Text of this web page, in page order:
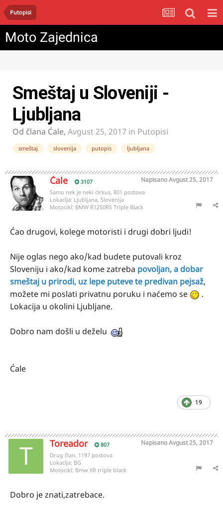
Putopisi
Moto Zajednica
Smeštaj u Sloveniji -
Ljubljana
Od člana Ćale, Avgust 25, 2017 in Putopisi
smeštaj slovenija putopis ljubljana
Ćale 3107 NapisanoAvgust 25, 2017
Samo nek je neki cirkus, 801 postova
Lokacija: Ljubljana, Slovenija
Motocikl: BMW R1250RS Triple Black
Ćao drugovi, kolege motoristi i drugi dobri ljudi!
Nije oglas nego ako/kad budete putovali kroz
Sloveniju i ako/kad kome zatreba povoljan, a dobar
smeštaj u prirodi, uz lepe puteve te predivan pejsaž,
možete mi poslati privatnu poruku i naćemo se
.
Lokacija u okolini Ljubljane.
Dobro nam došli u deželu
Ćale
19
Toreador 807 NapisanoAvgust 25, 2017
Drug član, 1197 postova
Lokacija: BG
Motocikl: Bmw XR triple black
Dobro je znati,zatrebace.